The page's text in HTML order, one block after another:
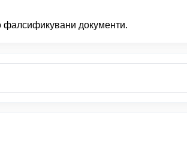
фалсификувани документи.